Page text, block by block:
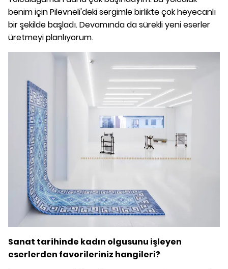
benim için Pilevneli'deki sergimle birlikte çok heyecanlı
bir şekilde başladı. Devamında da sürekli yeni eserler
üretmeyi planlıyorum.
Sanat tarihinde kadın olgusunu işleyen
eserlerden favorileriniz hangileri?